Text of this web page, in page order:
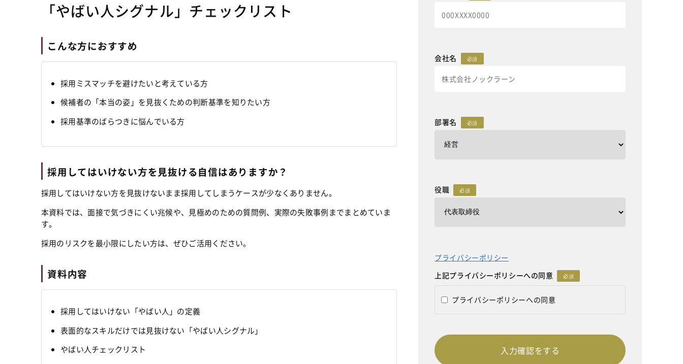
「やばい人シグナル」チェックリスト
こんな方におすすめ
採用ミスマッチを避けたいと考えている方
候補者の「本当の姿」を見抜くための判断基準を知りたい方
採用基準のばらつきに悩んでいる方
採用してはいけない方を見抜ける自信はありますか？
採用してはいけない方を見抜けないまま採用してしまうケースが少なくありません。
本資料では、面接で気づきにくい兆候や、見極めのための質問例、実際の失敗事例までまとめていま
す。
採用のリスクを最小限にしたい方は、ぜひご活用ください。
資料内容
採用してはいけない「やばい人」の定義
表面的なスキルだけでは見抜けない「やばい人シグナル」
やばい人チェックリスト
会社名 必須
部署名 必須
役職 必須
プライバシーポリシー
上記プライバシーポリシーへの同意
必須
プライバシーポリシーへの同意
入力確認をする